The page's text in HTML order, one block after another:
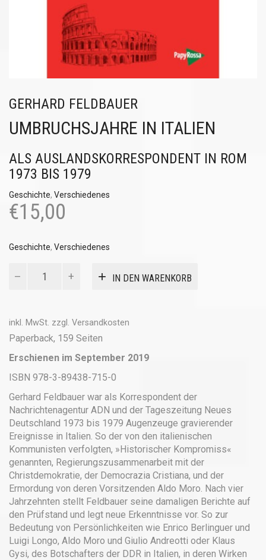
GERHARD FELDBAUER
UMBRUCHSJAHRE IN ITALIEN
ALS AUSLANDSKORRESPONDENT IN ROM
1973 BIS 1979
Geschichte, Verschiedenes
€15,00
Geschichte, Verschiedenes
IN DEN WARENKORB
inkl. MwSt. zzgl. Versandkosten
Paperback, 159 Seiten
Erschienen im September 2019
ISBN 978-3-89438-715-0
Gerhard Feldbauer war als Korrespondent der
Nachrichtenagentur ADN und der Tageszeitung Neues
Deutschland 1973 bis 1979 Augenzeuge gravierender
Ereignisse in Italien. So der von den italienischen
Kommunisten verfolgten, »Historischer Kompromiss«
genannten, Regierungszusammenarbeit mit der
Christdemokratie, der Democrazia Cristiana, und der
Ermordung von deren Vorsitzenden Aldo Moro. Nach vier
Jahrzehnten stellt Feldbauer seine damaligen Berichte auf
den Prüfstand und legt neue Erkenntnisse vor. So zur
Bedeutung von Persönlichkeiten wie Enrico Berlinguer und
Luigi Longo, Aldo Moro und Giulio Andreotti oder Klaus
Gysi, des Botschafters der DDR in Italien, in deren Wirken